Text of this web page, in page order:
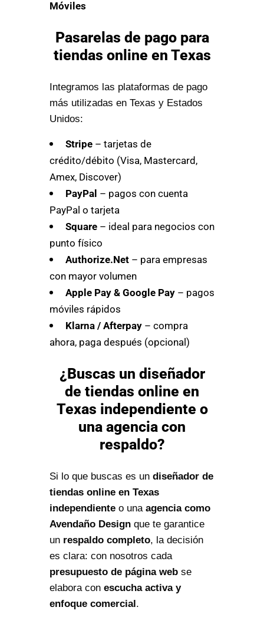
Móviles
Pasarelas de pago para
tiendas online en Texas
Integramos las plataformas de pago
más utilizadas en Texas y Estados
Unidos:
Stripe – tarjetas de
crédito/débito (Visa, Mastercard,
Amex, Discover)
PayPal – pagos con cuenta
PayPal o tarjeta
Square – ideal para negocios con
punto físico
Authorize.Net – para empresas
con mayor volumen
Apple Pay & Google Pay – pagos
móviles rápidos
Klarna / Afterpay – compra
ahora, paga después (opcional)
¿Buscas un diseñador
de tiendas online en
Texas independiente o
una agencia con
respaldo?
Si lo que buscas es un diseñador de
tiendas online en Texas
independiente o una agencia como
Avendaño Design que te garantice
un respaldo completo, la decisión
es clara: con nosotros cada
presupuesto de página web se
elabora con escucha activa y
enfoque comercial.